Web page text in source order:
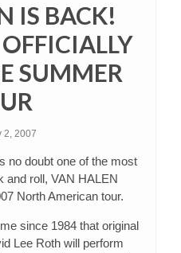
IS BACK!
SUMMER
2, 2007
no doubt one of the most
and roll, VAN HALEN
North American tour.
since 1984 that original
Lee Roth will perform